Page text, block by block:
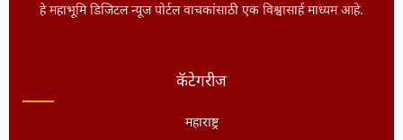
हे महाभूमि डिजिटल न्यूज पोर्टल वाचकांसाठी एक विश्वासार्ह माध्यम आहे.
कॅटेगरीज
महाराष्ट्र